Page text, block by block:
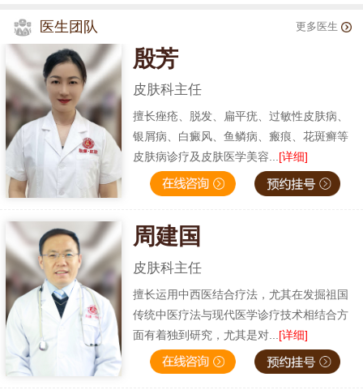
医生团队 更多医生
殷芳
皮肤科主任
擅长痤疮、脱发、扁平疣、过敏性皮肤病、
银屑病、白癜风、鱼鳞病、瘢痕、花斑癣等
皮肤病诊疗及皮肤医学美容... [详细]
周建国
皮肤科主任
擅长运用中西医结合疗法，尤其在发掘祖国
传统中医疗法与现代医学诊疗技术相结合方
面有着独到研究，尤其是对... [详细]